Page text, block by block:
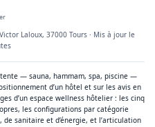
Laloux, 37000 Tours · Mis à jour le
— sauna, hammam, spa, piscine —
d’un hôtel et sur les avis en
d’un espace wellness hôtelier : les cinq
les configurations par catégorie
de sanitaire et d’énergie, et l’articulation